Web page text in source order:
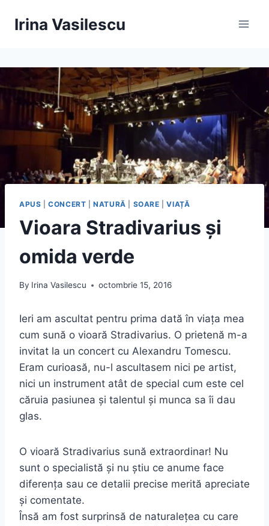
Irina Vasilescu
APUS |CONCERT |NATURĂ SOARE |VIAȚĂ
Vioara Stradivarius şi
omida verde
By Irina Vasilescu octombrie 15, 2016
Ieri am ascultat pentru prima dată în viața mea
cum sună o vioară Stradivarius. O prietenă m-a
invitat la un concert cu Alexandru Tomescu.
Eram curioasă, nu-l ascultasem nici pe artist,
nici un instrument atât de special cum este cel
căruia pasiunea şi talentul și munca sa îi dau
glas.
O vioară Stradivarius sună extraordinar! Nu
sunt o specialistă şi nu ştiu ce anume face
diferența sau ce detalii precise merită apreciate
şi comentate.
Însă am fost surprinsă de naturalețea cu care